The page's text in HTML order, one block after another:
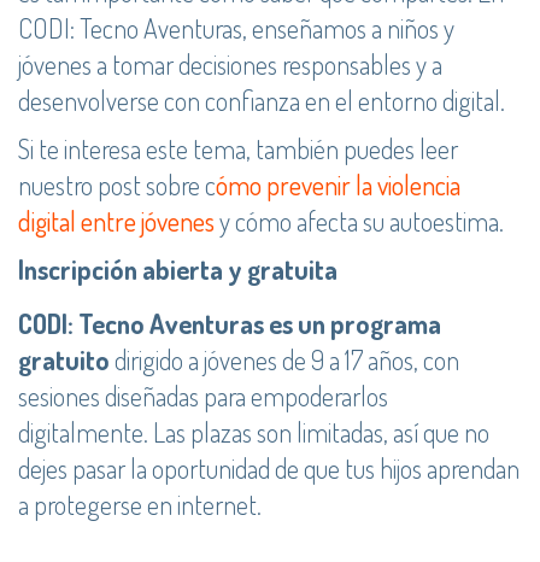
CODI: Tecno Aventuras, enseñamos a niños y
jóvenes a tomar decisiones responsables y a
desenvolverse con confianza en el entorno digital.
Si te interesa este tema, también puedes leer
nuestro post sobre cómo prevenir la violencia
digital entre jóvenesy cómo afecta su autoestima.
Inscripción abierta y gratuita
CODI: Tecno Aventuras es un programa
gratuitodirigido a jóvenes de 9 a 17 años, con
sesiones diseñadas para empoderarlos
digitalmente. Las plazas son limitadas, así que no
dejes pasar la oportunidad de que tus hijos aprendan
a protegerse en internet.